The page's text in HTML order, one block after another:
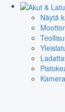
Näytä